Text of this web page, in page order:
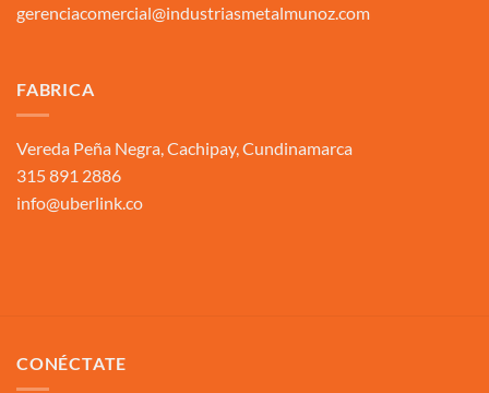
gerenciacomercial@industriasmetalmunoz.com
FABRICA
Vereda Peña Negra, Cachipay, Cundinamarca
315 891 2886
info@uberlink.co
CONÉCTATE